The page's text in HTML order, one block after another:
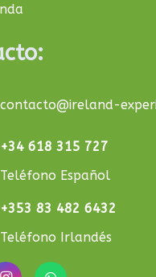
contacto@ireland-
+34 618 315 727
Teléfono Español
+353 83 482 6432
Teléfono Irlandés